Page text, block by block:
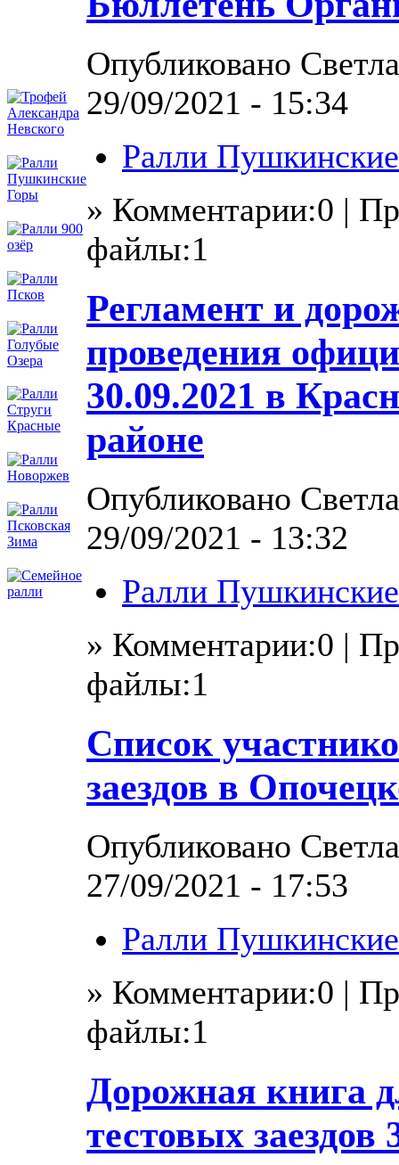
Опубликовано
29/09/2021 - 15:34
Ралли
» Комментарии:0 |
файлы:1
Регламент и
проведения
30.09.2021 в
районе
Опубликовано
29/09/2021 - 13:32
Ралли
» Комментарии:0 |
файлы:1
Список
заездов в
Опубликовано
27/09/2021 - 17:53
Ралли
» Комментарии:0 |
файлы:1
Дорожная книга
тестовых заездов